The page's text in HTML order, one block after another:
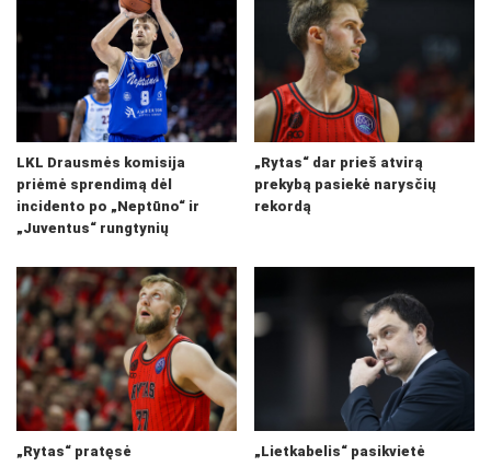
LKL Drausmės komisija
priėmė sprendimą dėl
incidento po „Neptūno“ ir
„Juventus“ rungtynių
„Rytas“ dar prieš atvirą
prekybą pasiekė narysčių
rekordą
„Rytas“ pratęsė
„Lietkabelis“ pasikvietė